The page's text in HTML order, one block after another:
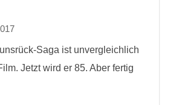
Saga ist unvergleichlich
Jetzt wird er 85. Aber fertig